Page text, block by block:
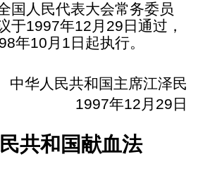
国人民代表大会常务委员
于1997年12月29日通过，
年10月1日起执行。
中华人民共和国主席江泽民
1997年12月29日
共和国献血法